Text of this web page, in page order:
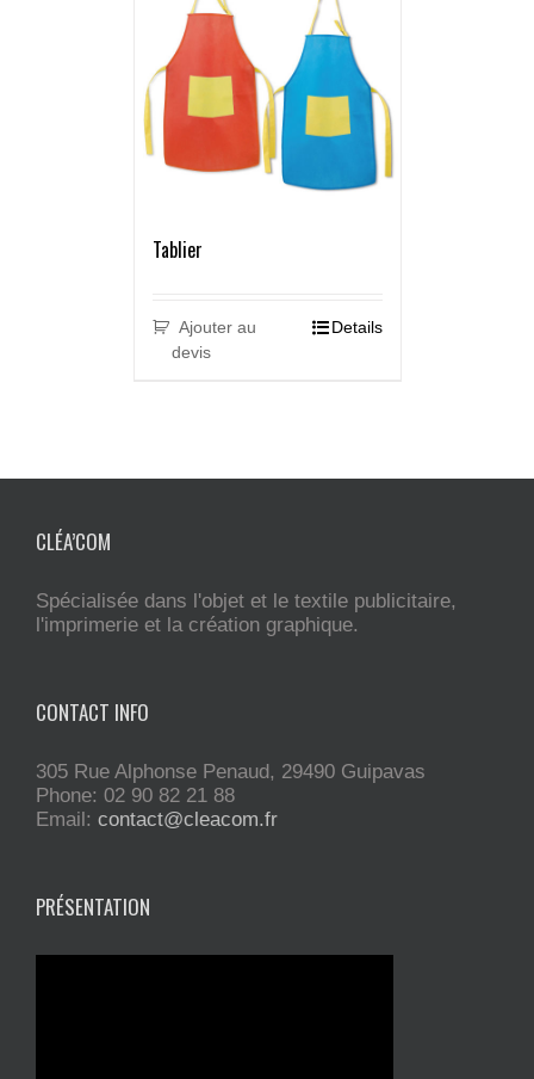
Tablier
Ajouter au
devis
Details
CLÉA’COM
Spécialisée dans l'objet et le textile publicitaire,
l'imprimerie et la création graphique.
CONTACT INFO
305 Rue Alphonse Penaud, 29490 Guipavas
Phone: 02 90 82 21 88
Email: contact@cleacom.fr
PRÉSENTATION